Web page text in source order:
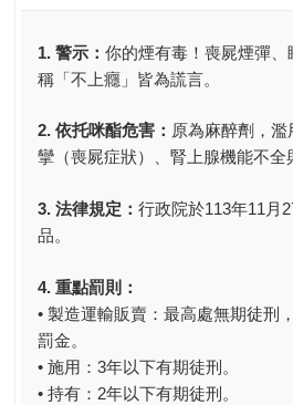
1. 警示：你的煙有毒！喪屍煙彈
稱「不上癮」皆為謊言。
2. 依托咪酯危害： 原為麻醉劑，
攣（喪屍症狀）、腎上腺機能不全
3. 法律規定：行政院於113年11月
品。
4. 重點罰則：
• 製造運輸販賣：最高處無期徒刑
罰金。
• 施用：3年以下有期徒刑。
• 持有：2年以下有期徒刑。